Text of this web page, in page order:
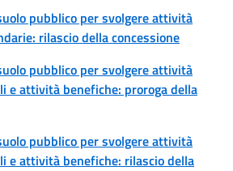
pubblico per svolgere attività
rilascio della concessione
pubblico per svolgere attività
e attività benefiche: proroga della
pubblico per svolgere attività
e attività benefiche: rilascio della